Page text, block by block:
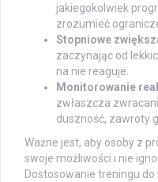
jakiegokolwiek
zrozumieć
Stopniowe
zaczynając od
na nie reaguje.
Monitorowanie
zwłaszcza
duszność, zawroty
Ważne jest, aby osoby z
swoje możliwości i nie
Dostosowanie treningu